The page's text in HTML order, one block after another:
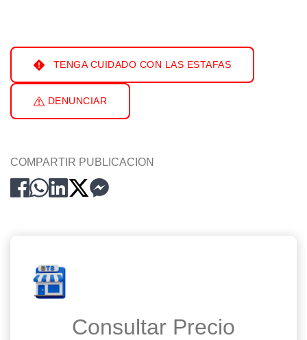
TENGA CUIDADO CON LAS ESTAFAS
DENUNCIAR
COMPARTIR PUBLICACION
Consultar Precio